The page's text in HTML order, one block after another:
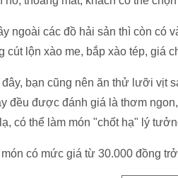
ngoài các đồ hải sản thì còn có
cút lộn xào me, bắp xào tép, giá
bạn cũng nên ăn thử lưỡi vịt
đều được đánh giá là thơm
có thể làm món "chốt hạ" lý
có mức giá từ 30.000 đồng